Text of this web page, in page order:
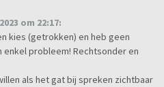
om 22:17:
kies (getrokken) en heb geen
enkel probleem! Rechtsonder en
als het gat bij spreken zichtbaar